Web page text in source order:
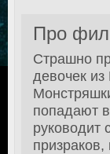
Про
Страшно
девочек
попадают
руководит